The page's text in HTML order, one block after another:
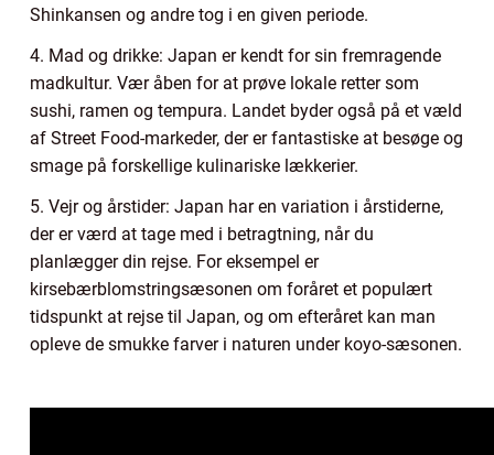
Shinkansen og andre tog i en given periode.
4. Mad og drikke: Japan er kendt for sin fremragende
madkultur. Vær åben for at prøve lokale retter som
sushi, ramen og tempura. Landet byder også på et væld
af Street Food-markeder, der er fantastiske at besøge og
smage på forskellige kulinariske lækkerier.
5. Vejr og årstider: Japan har en variation i årstiderne,
der er værd at tage med i betragtning, når du
planlægger din rejse. For eksempel er
kirsebærblomstringsæsonen om foråret et populært
tidspunkt at rejse til Japan, og om efteråret kan man
opleve de smukke farver i naturen under koyo-sæsonen.